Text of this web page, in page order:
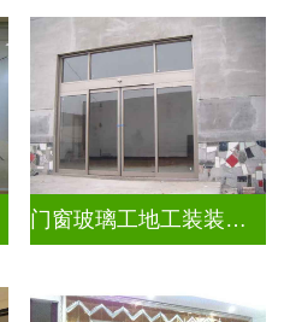
门窗玻璃工地工装装饰玻璃